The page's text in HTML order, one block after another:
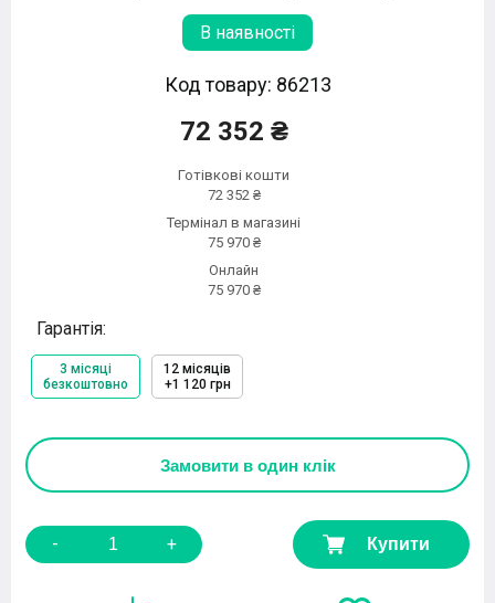
В наявності
Код товару: 86213
72 352 ₴
Готівкові кошти
72 352 ₴
Термінал в магазині
75 970 ₴
Онлайн
75 970 ₴
Гарантія:
3 місяці
безкоштовно
12 місяців
+1 120 грн
Замовити в один клік
- + Купити